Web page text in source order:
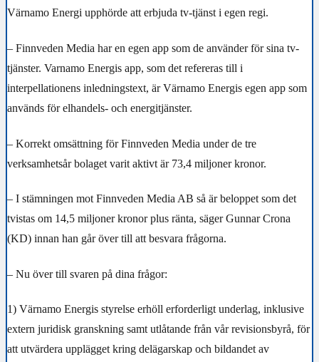
Värnamo Energi upphörde att erbjuda tv-tjänst i egen regi.
– Finnveden Media har en egen app som de använder för sina tv-
tjänster. Varnamo Energis app, som det refereras till i
interpellationens inledningstext, är Värnamo Energis egen app som
används för elhandels- och energitjänster.
– Korrekt omsättning för Finnveden Media under de tre
verksamhetsår bolaget varit aktivt är 73,4 miljoner kronor.
– I stämningen mot Finnveden Media AB så är beloppet som det
tvistas om 14,5 miljoner kronor plus ränta, säger Gunnar Crona
(KD) innan han går över till att besvara frågorna.
– Nu över till svaren på dina frågor:
1) Värnamo Energis styrelse erhöll erforderligt underlag, inklusive
extern juridisk granskning samt utlåtande från vår revisionsbyrå, för
att utvärdera upplägget kring delägarskap och bildandet av